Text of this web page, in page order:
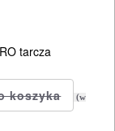
tarcza
(w